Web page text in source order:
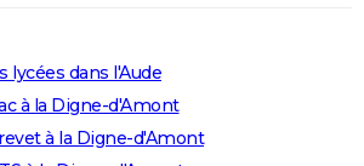
lycées dans l'Aude
à la Digne-d'Amont
à la Digne-d'Amont